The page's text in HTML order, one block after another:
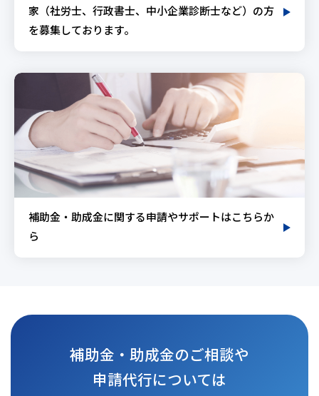
家（社労士、行政書士、中小企業診断士など）の方
を募集しております。
補助金・助成金に関する申請やサポートはこちらか
ら
補助金・助成金のご相談や
申請代行については